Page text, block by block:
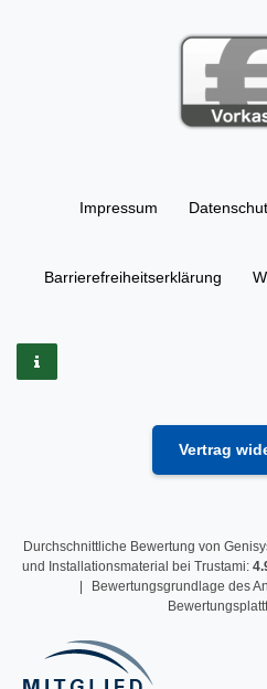
Impressum
Barrierefreiheitserklärung
Vertrag
Durchschnittliche Bewertung von
und Installationsmaterial bei Trustami:
Bewertungsgrundlage des